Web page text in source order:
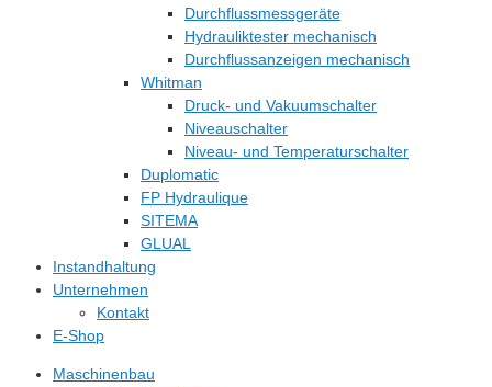
Durchflussmessgeräte
Hydrauliktester mechanisch
Durchflussanzeigen mechanisch
Whitman
Druck- und Vakuumschalter
Niveauschalter
Niveau- und Temperaturschalter
Duplomatic
FP Hydraulique
SITEMA
GLUAL
Instandhaltung
Unternehmen
Kontakt
E-Shop
Maschinenbau